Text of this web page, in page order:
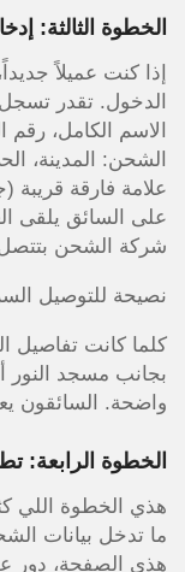
الخطوة الثالثة:
إذا كنت عميلاً
الدخول. تقدر تسجل
الاسم الكامل، رقم
الشحن: المدينة،
علامة فارقة
على السائق يلقى
شركة الشحن
نصيحة للتوصيل
كلما كانت تفاصيل
بجانب مسجد النور
واضحة. السائقون
الخطوة الرابعة:
هذي الخطوة اللي
ما تدخل بيانات
هذي الصفحة، دور